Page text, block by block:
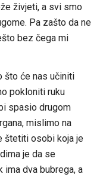
živjeti, a svi smo
Pa zašto da ne
bez čega mi
što će nas učiniti
pokloniti ruku
spasio drugom
mislimo na
štetiti osobi koja je
je da se
ima dva bubrega, a